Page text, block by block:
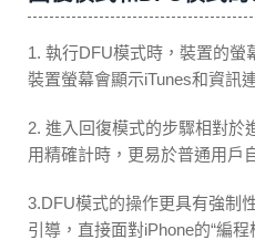
1. 執行DFU模式時，裝置的螢
裝置螢幕會顯示iTunes和資訊
2. 進入回復模式的步驟相對於
用精確計時，更易於普通用戶
3.DFU模式的操作更具有強制
引導，直接面對iPhone的“編